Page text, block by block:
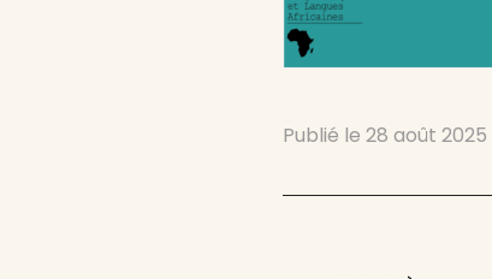
Publié le28 août 2025